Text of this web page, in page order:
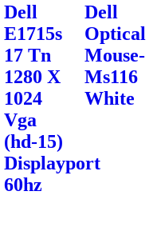
Dell
E1715s
17 Tn
1280 X
1024
Vga
(hd-15)
Displayport
60hz
Dell
Optical
Mouse-
Ms116
White